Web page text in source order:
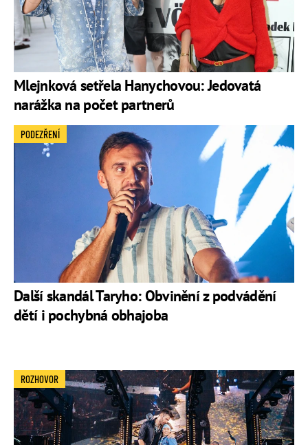
Mlejnková setřela Hanychovou: Jedovatá
narážka na počet partnerů
Další skandál Taryho: Obvinění z podvádění
dětí i pochybná obhajoba
PODEZŘENÍ
ROZHOVOR